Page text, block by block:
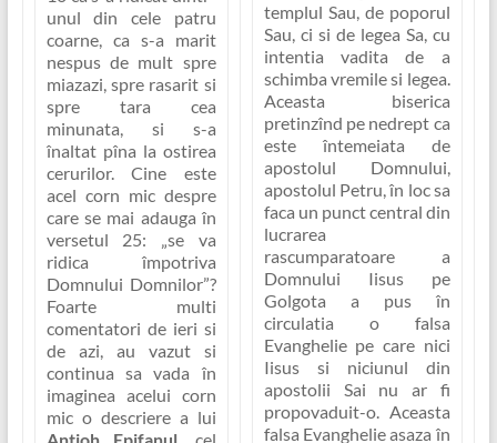
unul din cele patru
coarne, ca s-a marit
nespus de mult spre
miazazi, spre rasarit si
spre tara cea
minunata, si s-a
înaltat pîna la ostirea
cerurilor. Cine este
acel corn mic despre
care se mai adauga în
versetul 25: „se va
ridica împotriva
Domnului Domnilor”?
Foarte multi
comentatori de ieri si
de azi, au vazut si
continua sa vada în
imaginea acelui corn
mic o descriere a lui
templul Sau, de poporul
Sau, ci si de legea Sa, cu
intentia vadita de a
schimba vremile si legea.
Aceasta biserica
pretinzînd pe nedrept ca
este întemeiata de
apostolul Domnului,
apostolul Petru, în loc sa
faca un punct central din
lucrarea
rascumparatoare a
Domnului Iisus pe
Golgota a pus în
circulatia o falsa
Evanghelie pe care nici
Iisus si niciunul din
apostolii Sai nu ar fi
propovaduit-o.Aceasta
falsa Evanghelie asaza în